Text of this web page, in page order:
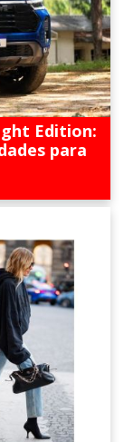
Edition:
para